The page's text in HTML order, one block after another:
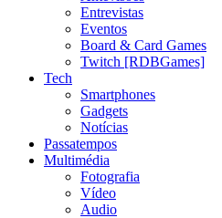
Entrevistas
Eventos
Board & Card Games
Twitch [RDBGames]
Tech
Smartphones
Gadgets
Notícias
Passatempos
Multimédia
Fotografia
Vídeo
Audio